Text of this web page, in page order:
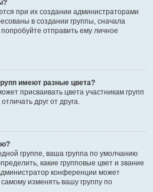
при их создании администраторами
в создании группы, сначала
отправить ему личное
имеют разные цвета?
присваивать цвета участникам групп
друг от друга.
группе, ваша группа по умолчанию
какие групповые цвет и звание
конференции может
изменять вашу группу по